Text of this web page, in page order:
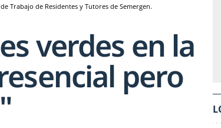
Trabajo de Residentes y Tutores de Semergen.
verdes en la
pero